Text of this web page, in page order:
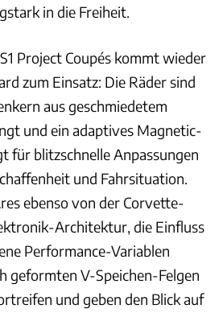
in die Freiheit.
Project Coupés kommt wieder
zum Einsatz: Die Räder sind
aus geschmiedetem
und ein adaptives Magnetic-
für blitzschnelle Anpassungen
und Fahrsituation.
ebenso von der Corvette-
Architektur, die Einfluss
Performance-Variablen
geformten V-Speichen-Felgen
und geben den Blick auf